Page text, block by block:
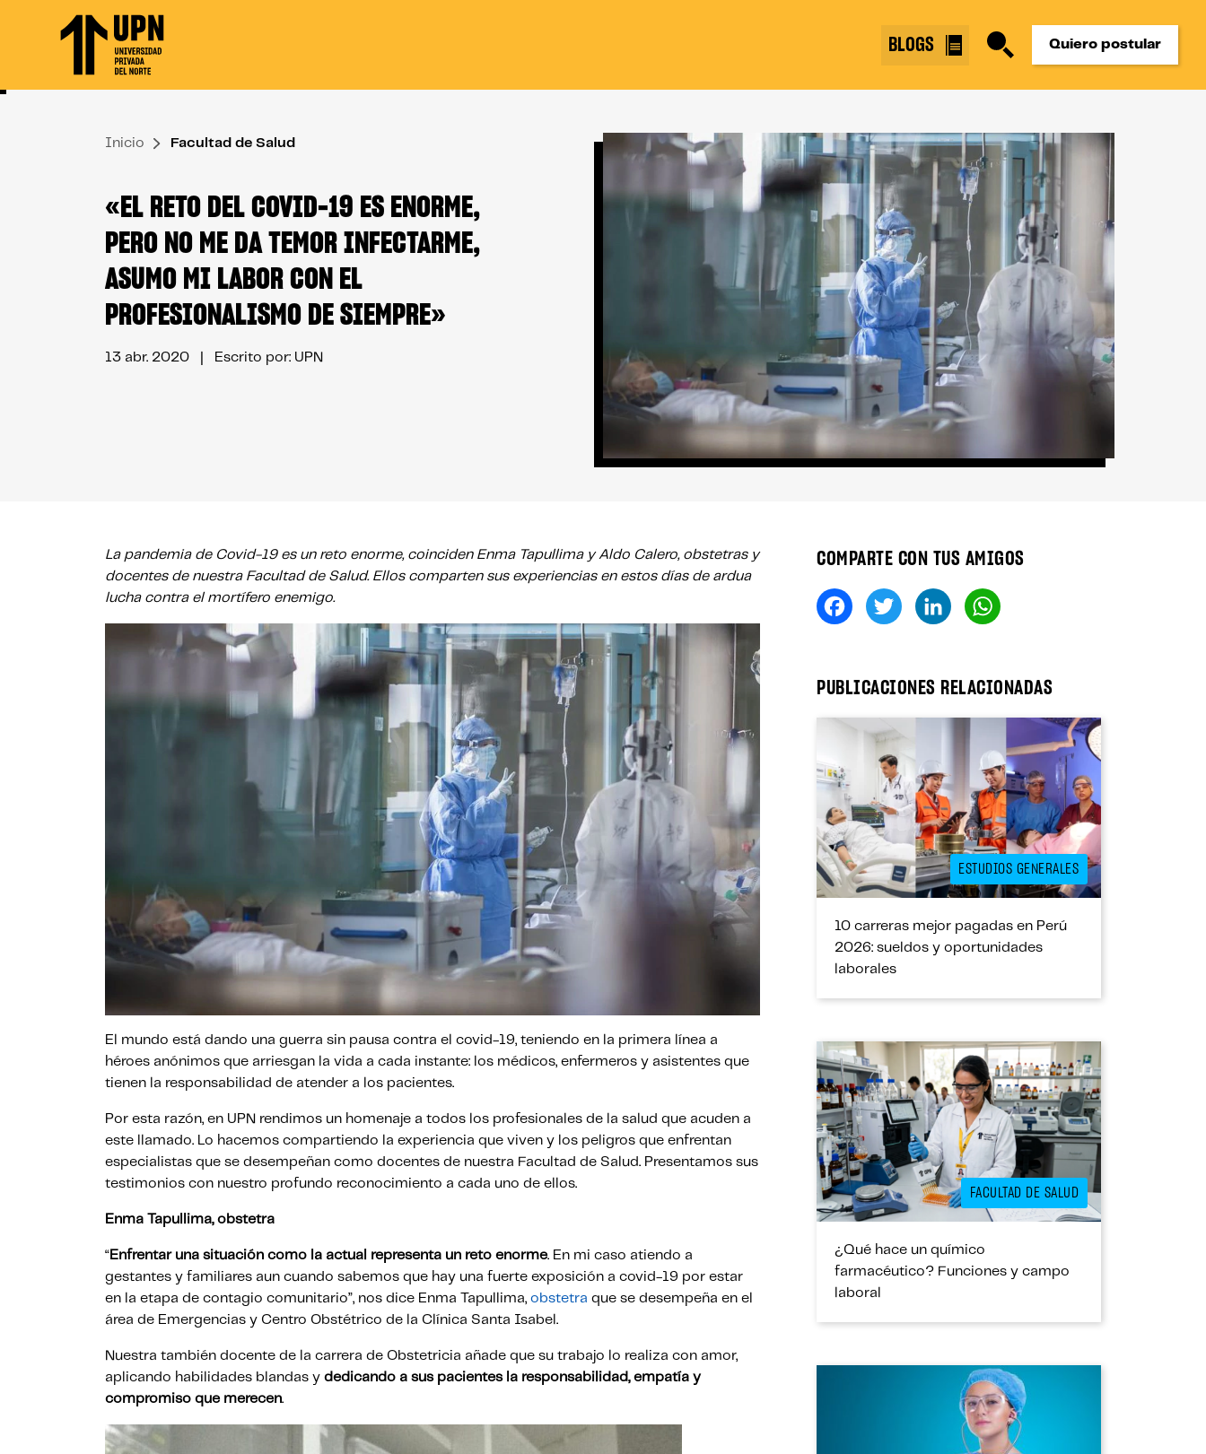
BLOGS Quiero postular
Inicio Facultad de Salud
«EL RETO DEL COVID-19 ES ENORME,
PERO NO ME DA TEMOR INFECTARME,
ASUMO MI LABOR CON EL
PROFESIONALISMO DE SIEMPRE»
13 abr. 2020 | Escrito por: UPN
La pandemia de Covid-19 es un reto enorme, coinciden Enma Tapullima y Aldo Calero, obstetras y
docentes de nuestra Facultad de Salud. Ellos comparten sus experiencias en estos días de ardua
lucha contra el mortífero enemigo.
El mundo está dando una guerra sin pausa contra el covid-19, teniendo en la primera línea a
héroes anónimos que arriesgan la vida a cada instante: los médicos, enfermeros y asistentes que
tienen la responsabilidad de atender a los pacientes.
Por esta razón, en UPN rendimos un homenaje a todos los profesionales de la salud que acuden a
este llamado. Lo hacemos compartiendo la experiencia que viven y los peligros que enfrentan
especialistas que se desempeñan como docentes de nuestra Facultad de Salud. Presentamos sus
testimonios con nuestro profundo reconocimiento a cada uno de ellos.
Enma Tapullima, obstetra
“ Enfrentar una situación como la actual representa un reto enorme. En mi caso atiendo a
gestantes y familiares aun cuando sabemos que hay una fuerte exposición a covid-19 por estar
en la etapa de contagio comunitario”, nos dice Enma Tapullima, obstetra que se desempeña en el
área de Emergencias y Centro Obstétrico de la Clínica Santa Isabel.
Nuestra también docente de la carrera de Obstetricia añade que su trabajo lo realiza con amor,
aplicando habilidades blandas y dedicando a sus pacientes la responsabilidad, empatía y
compromiso que merecen.
COMPARTE CON TUS AMIGOS
Fa
ce
ok
T
wi
er
Li
nk
In
A
pp
PUBLICACIONES RELACIONADAS
ESTUDIOS GENERALES
10 carreras mejor pagadas en Perú
2026: sueldos y oportunidades
laborales
FACULTAD DE SALUD
¿Qué hace un químico
farmacéutico? Funciones y campo
laboral